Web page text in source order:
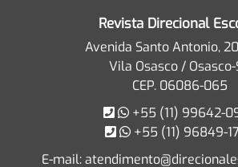
Revista Direcional
Avenida Santo Antonio,
Vila Osasco / Osasco-
CEP. 06086-065
+55 (11) 99642-
+55 (11) 96849-
E-mail: